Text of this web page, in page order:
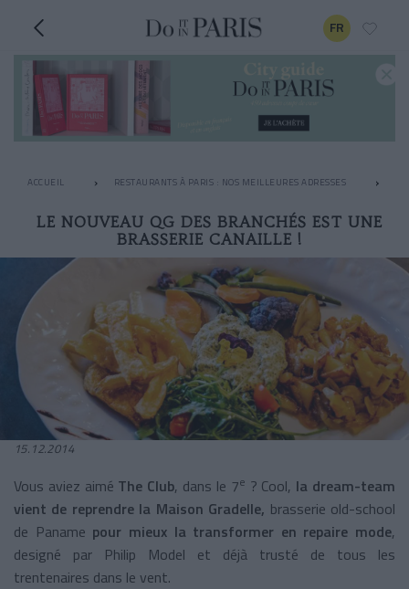
FR
ACCUEIL RESTAURANTS À PARIS : NOS MEILLEURES ADRESSES
LE NOUVEAU QG DES BRANCHÉS EST UNE
BRASSERIE CANAILLE !
15.12.2014
Vous aviez aimé The Club, dans le 7e ? Cool, la dream-team
vient de reprendre la Maison Gradelle, brasserie old-school
de Paname pour mieux la transformer en repaire mode,
designé par Philip Model et déjà trusté de tous les
trentenaires dans le vent.